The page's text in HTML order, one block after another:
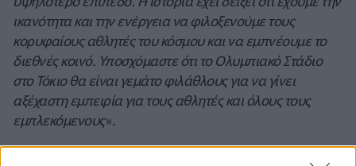
ικανότητα και την ενέργεια να φιλοξενούμε τους
κορυφαίους αθλητές του κόσμου και να εμπνέουμε το
διεθνές κοινό. Υποσχόμαστε ότι το Ολυμπιακό Στάδιο
στο Τόκιο θα είναι γεμάτο φιλάθλους για να γίνει
αξέχαστη εμπειρία για τους αθλητές και όλους τους
εμπλεκόμενους».
ΚΕΝΥΑ:Η Κενυάτισσα παγκόσμια πρωταθλήτρια στα